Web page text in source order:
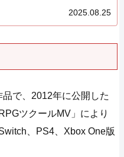
2025.08.25
で、2012年に公開した
ツクールMV」により
、PS4、Xbox One版